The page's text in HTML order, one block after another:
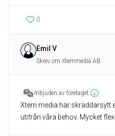
0
Emil V
Skrev om Xternmedia AB
Inbjuden av företaget
Xtern media har skräddarsytt
utifrån våra behov. Mycket